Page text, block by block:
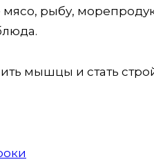
рыбу,
мышцы и стать